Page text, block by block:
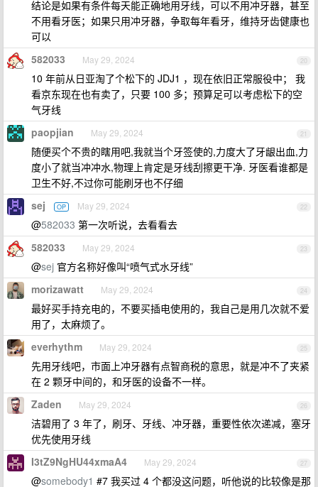
结论是如果有条件每天能正确地用牙线，可以不用冲牙器，甚至
不用看牙医；如果只用冲牙器，争取每年看牙，维持牙齿健康也
可以
20
582033 May 29, 2024
10 年前从日亚淘了个松下的 JDJ1 ，现在依旧正常服役中； 我
看京东现在也有卖了，只要 100 多；预算足可以考虑松下的空
气牙线
21
paopjian May 29, 2024
随便买个不贵的瞎用吧,我就当个牙签使的,力度大了牙龈出血,力
度小了就当冲冲水,物理上肯定是牙线刮擦更干净. 牙医看谁都是
卫生不好,不过你可能刷牙也不仔细
22
sej OP May 29, 2024
@582033 第一次听说，去看看去
23
582033 May 29, 2024
@sej 官方名称好像叫“喷气式水牙线”
24
morizawatt May 29, 2024
最好买手持充电的，不要买插电使用的，我自己是用几次就不爱
用了，太麻烦了。
25
everhythm May 29, 2024
先用牙线吧，市面上冲牙器有点智商税的意思，就是冲不了夹紧
在 2 颗牙中间的，和牙医的设备不一样。
26
Zaden May 29, 2024
洁碧用了 3 年了，刷牙、牙线、冲牙器，重要性依次递减，塞牙
优先使用牙线
27
I3tZ9NgHU44xmaA4 May 29, 2024
@somebody1 #7 我买过 4 个都没这问题，听他说的比较像是那